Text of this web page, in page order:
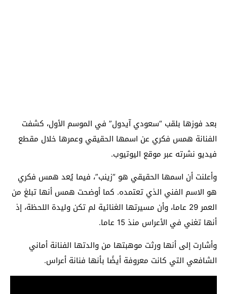
بعد فوزها بلقب “سعودي آيدول” في الموسم الأول، كشفت
الفنانة همس فكري عن اسمها الحقيقي وعمرها خلال مقطع
فيديو نشرته عبر موقع اليوتيوب.
وأعلنت أن اسمها الحقيقي هو “زينب”، فيما يُعد همس فكري
هو الاسم الفني الذي تعتمده. كما أوضحت همس أنها تبلغ من
العمر 29 عاما، وأن مسيرتها الغنائية لم تكن وليدة اللحظة، إذ
أنها تغني في الأعراس منذ 15 عاما.
وأشارت إلى أنها ورثت موهبتها من والدتها الفنانة أماني
الشافعي التي كانت معروفة أيضًا بأنها فنانة أعراس.